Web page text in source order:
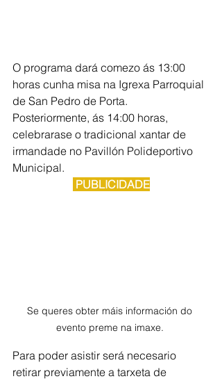
O programa dará comezo ás 13:00
horas cunha misa na Igrexa Parroquial
de San Pedro de Porta.
Posteriormente, ás 14:00 horas,
celebrarase o tradicional xantar de
irmandade no Pavillón Polideportivo
Municipal.
PUBLICIDADE
Se queres obter máis información do
evento preme na imaxe.
Para poder asistir será necesario
retirar previamente a tarxeta de